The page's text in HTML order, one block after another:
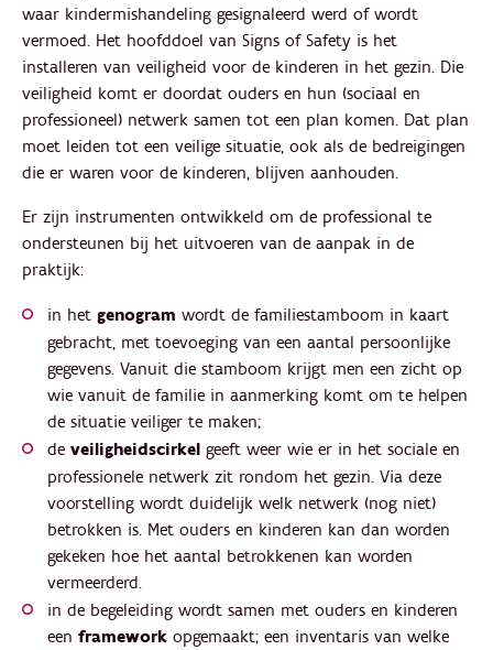
waar kindermishandeling gesignaleerd werd of wordt
vermoed. Het hoofddoel van Signs of Safety is het
installeren van veiligheid voor de kinderen in het gezin. Die
veiligheid komt er doordat ouders en hun (sociaal en
professioneel) netwerk samen tot een plan komen. Dat plan
moet leiden tot een veilige situatie, ook als de bedreigingen
die er waren voor de kinderen, blijven aanhouden.
Er zijn instrumenten ontwikkeld om de professional te
ondersteunen bij het uitvoeren van de aanpak in de
praktijk:
in het genogram wordt de familiestamboom in kaart
gebracht, met toevoeging van een aantal persoonlijke
gegevens. Vanuit die stamboom krijgt men een zicht op
wie vanuit de familie in aanmerking komt om te helpen
de situatie veiliger te maken;
de veiligheidscirkel geeft weer wie er in het sociale en
professionele netwerk zit rondom het gezin. Via deze
voorstelling wordt duidelijk welk netwerk (nog niet)
betrokken is. Met ouders en kinderen kan dan worden
gekeken hoe het aantal betrokkenen kan worden
vermeerderd.
in de begeleiding wordt samen met ouders en kinderen
een framework opgemaakt; een inventaris van welke